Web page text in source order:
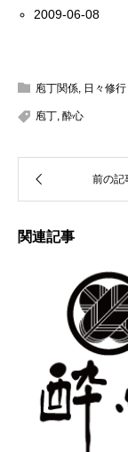
2009-06-08
庖丁関係, 日々修行
庖丁, 酔心
関連記事